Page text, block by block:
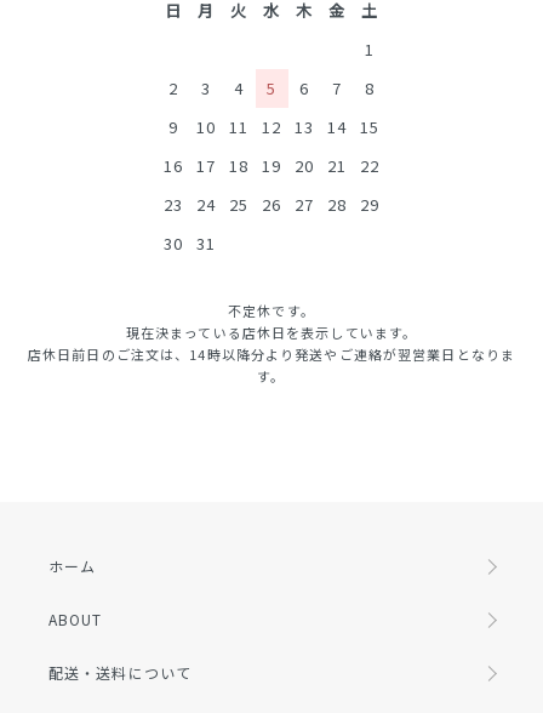
日 月 火 水 木 金
土
1
2
3 4 5 6 7
8
9
10 11 12 13 14
15
16
17 18 19 20 21
22
23
24 25 26 27 28
29
30
31
不定休です。
現在決まっている店休日を表示しています。
店休日前日のご注文は、14時以降分より発送やご連絡が翌営業日となりま
す。
ホーム
ABOUT
配送・送料について